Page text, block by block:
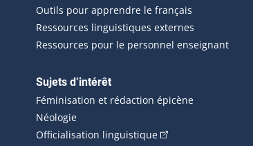
externe s'ouvrira dans une nouvelle fenêtre.)
Outils pour apprendre le français
Ressources linguistiques externes
Ressources pour le personnel enseignant
Sujets d’intérêt
Féminisation et rédaction épicène
Néologie
Officialisation linguistique(Cet hyperlien